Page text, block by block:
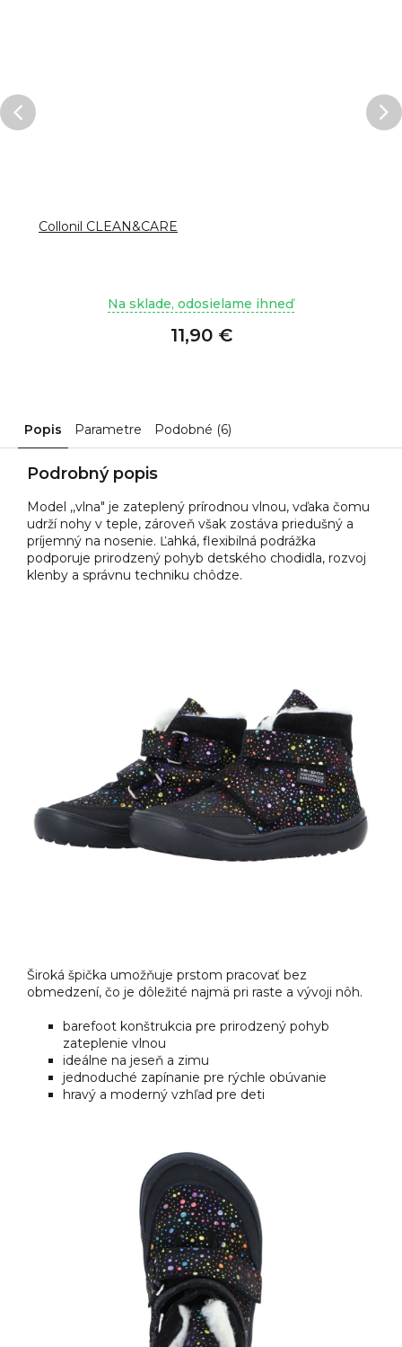
Collonil CLEAN&CARE
Na sklade, odosielame ihneď
11,90 €
Popis Parametre Podobné (6)
Podrobný popis
Model ,,vlna" je zateplený prírodnou vlnou, vďaka čomu
udrží nohy v teple, zároveň však zostáva priedušný a
príjemný na nosenie. Ľahká, flexibilná podrážka
podporuje prirodzený pohyb detského chodidla, rozvoj
klenby a správnu techniku chôdze.
Široká špička umožňuje prstom pracovať bez
obmedzení, čo je dôležité najmä pri raste a vývoji nôh.
barefoot konštrukcia pre prirodzený pohyb
zateplenie vlnou
ideálne na jeseň a zimu
jednoduché zapínanie pre rýchle obúvanie
hravý a moderný vzhľad pre deti